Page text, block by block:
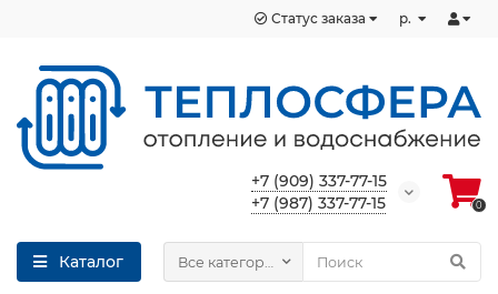
р.
Статус заказа
+7 (909) 337-77-15
+7 (987) 337-77-15
0
Каталог Все категории